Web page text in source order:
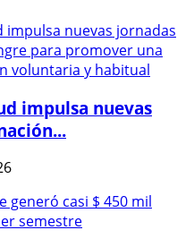
impulsa nuevas